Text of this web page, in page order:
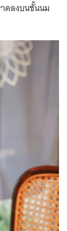
ดลงบนชั้นนม